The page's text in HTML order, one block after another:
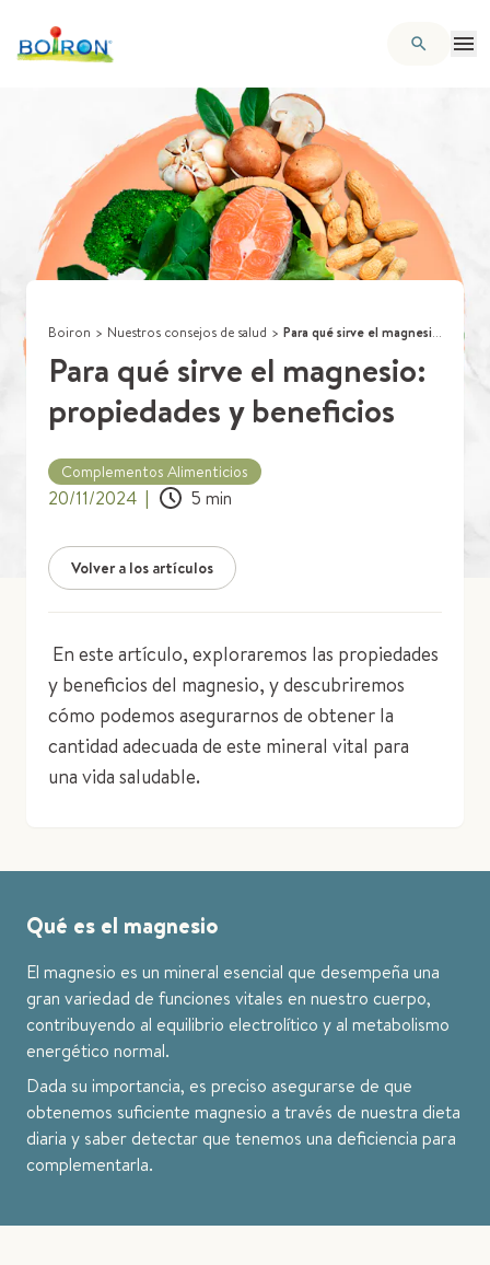
Boiron > Nuestros consejos de salud > Para qué sirve el magnesio: propiedades y beneficios
Para qué sirve el magnesio:
propiedades y beneficios
Complementos Alimenticios
20/11/2024 | 5 min
Volver a los artículos
En este artículo, exploraremos las propiedades
y beneficios del magnesio, y descubriremos
cómo podemos asegurarnos de obtener la
cantidad adecuada de este mineral vital para
una vida saludable.
Qué es el magnesio
El magnesio es un mineral esencial que desempeña una
gran variedad de funciones vitales en nuestro cuerpo,
contribuyendo al equilibrio electrolítico y al metabolismo
energético normal.
Dada su importancia, es preciso asegurarse de que
obtenemos suficiente magnesio a través de nuestra dieta
diaria y saber detectar que tenemos una deficiencia para
complementarla.